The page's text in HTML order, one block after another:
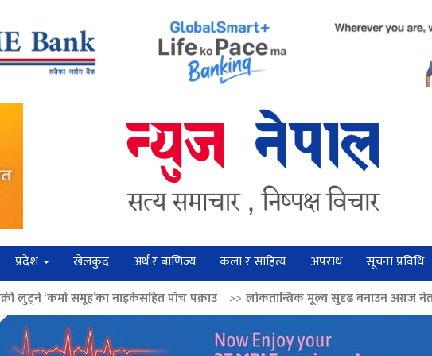
प्रदेश खेलकुद अर्थ र बाणिज्य कला र साहित्य अपराध सूचना प्रविधि
नाइकेसहित पाँच पक्राउ >>लोकतान्त्रिक मूल्य सुदृढ बनाउन अग्रज नेताको आदर्श आत्मसात्